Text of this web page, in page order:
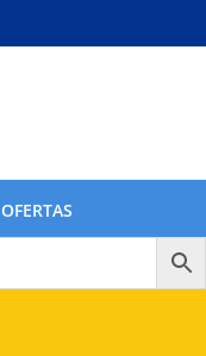
OFERTAS